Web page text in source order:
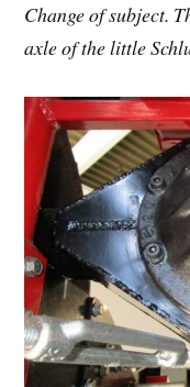
Change of subject.
axle of the little